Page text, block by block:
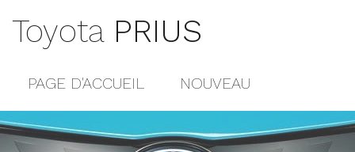
Toyota PRIUS
PAGE D'ACCUEIL NOUVEAU
POPULAIRE